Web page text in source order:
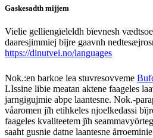
Gaskesadth mijjem
Vielie gelliengïeleldh bïevnesh
daaresjimmiej bïjre gaavnh
https://dinutvei.no/languages
Nok.:en barkoe lea stuvresovveme
LIssine libie meatan aktene faageles
jarngigujmie abpe laantesne. Nok.-
våaromen jïh etihkeles njoelkedassi
faageles kvaliteetem jïh
saaht gusnie datne laantesne